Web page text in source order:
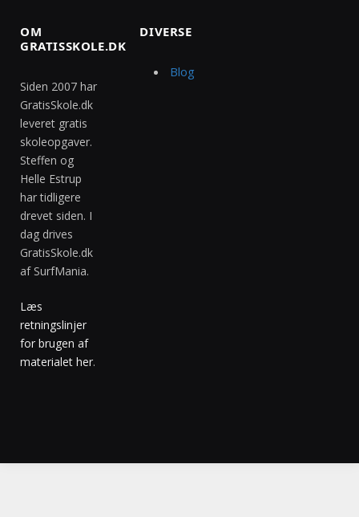
OM
GRATISSKOLE.DK
Siden 2007 har
GratisSkole.dk
leveret gratis
skoleopgaver.
Steffen og
Helle Estrup
har tidligere
drevet siden. I
dag drives
GratisSkole.dk
af SurfMania.
Læs
retningslinjer
for brugen af
materialet her.
DIVERSE
Blog